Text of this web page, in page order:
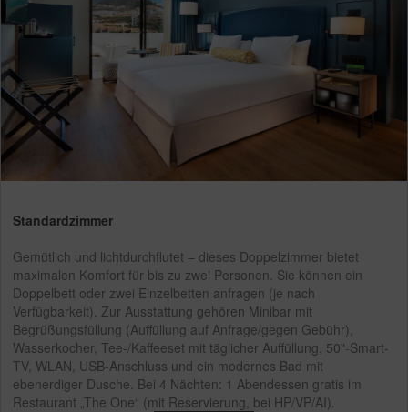
Standardzimmer
Gemütlich und lichtdurchflutet – dieses Doppelzimmer bietet
maximalen Komfort für bis zu zwei Personen. Sie können ein
Doppelbett oder zwei Einzelbetten anfragen (je nach
Verfügbarkeit). Zur Ausstattung gehören Minibar mit
Begrüßungsfüllung (Auffüllung auf Anfrage/gegen Gebühr),
Wasserkocher, Tee-/Kaffeeset mit täglicher Auffüllung, 50"-Smart-
TV, WLAN, USB-Anschluss und ein modernes Bad mit
ebenerdiger Dusche. Bei 4 Nächten: 1 Abendessen gratis im
Restaurant „The One“ (mit Reservierung, bei HP/VP/AI).